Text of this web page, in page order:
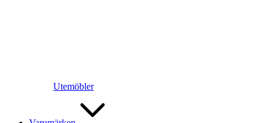
Utemöbler